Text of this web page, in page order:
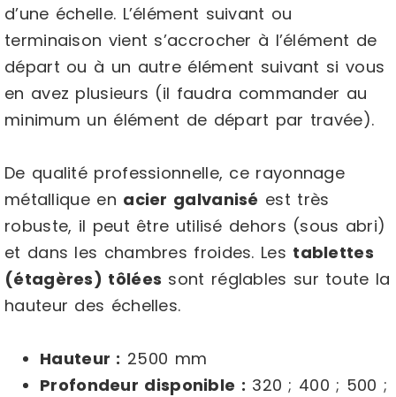
d’une échelle. L’élément suivant ou
terminaison vient s’accrocher à l’élément de
départ ou à un autre élément suivant si vous
en avez plusieurs (il faudra commander au
minimum un élément de départ par travée).
De qualité professionnelle, ce rayonnage
métallique en acier galvanisé est très
robuste, il peut être utilisé dehors (sous abri)
et dans les chambres froides. Les tablettes
(étagères) tôlées sont réglables sur toute la
hauteur des échelles.
Hauteur : 2500 mm
Profondeur disponible : 320 ; 400 ; 500 ;